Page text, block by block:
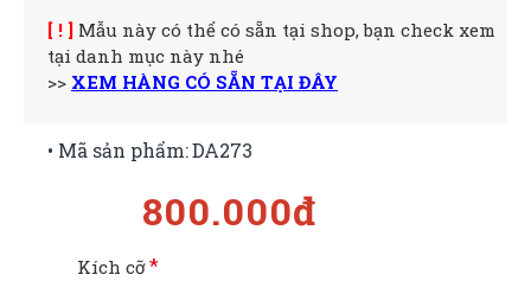
[ ! ] Mẫu này có thể có sẵn tại shop, bạn check xem
tại danh mục này nhé
>> XEM HÀNG CÓ SẴN TẠI ĐÂY
800.000đ
• Mã sản phẩm:DA273
Kích cỡ